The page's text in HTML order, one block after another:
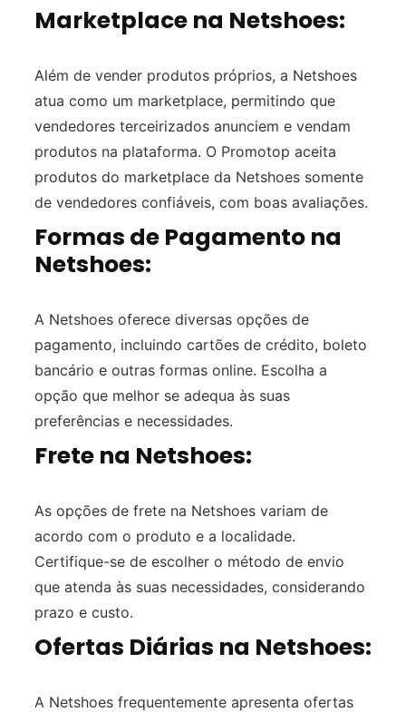
Marketplace na Netshoes:
Além de vender produtos próprios, a Netshoes
atua como um marketplace, permitindo que
vendedores terceirizados anunciem e vendam
produtos na plataforma. O Promotop aceita
produtos do marketplace da Netshoes somente
de vendedores confiáveis, com boas avaliações.
Formas de Pagamento na
Netshoes:
A Netshoes oferece diversas opções de
pagamento, incluindo cartões de crédito, boleto
bancário e outras formas online. Escolha a
opção que melhor se adequa às suas
preferências e necessidades.
Frete na Netshoes:
As opções de frete na Netshoes variam de
acordo com o produto e a localidade.
Certifique-se de escolher o método de envio
que atenda às suas necessidades, considerando
prazo e custo.
Ofertas Diárias na Netshoes:
A Netshoes frequentemente apresenta ofertas